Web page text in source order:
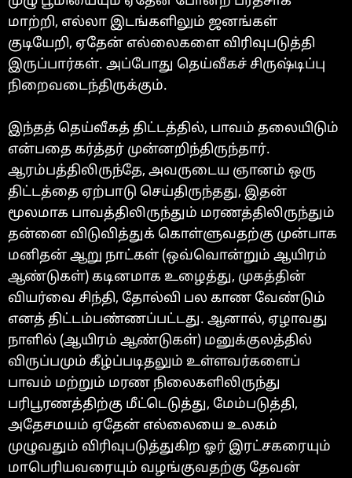
மாற்றி, எல்லா இடங்களிலும் ஜனங்கள்
குடியேறி, ஏதேன் எல்லைகளை விரிவுபடுத்தி
இருப்பார்கள். அப்போது தெய்வீகச் சிருஷ்டிப்பு
நிறைவடைந்திருக்கும்.
இந்தத் தெய்வீகத் திட்டத்தில், பாவம் தலையிடும்
என்பதை கர்த்தர் முன்னறிந்திருந்தார்.
ஆரம்பத்திலிருந்தே, அவருடைய ஞானம் ஒரு
திட்டத்தை ஏற்பாடு செய்திருந்தது, இதன்
மூலமாக பாவத்திலிருந்தும் மரணத்திலிருந்தும்
தன்னை விடுவித்துக் கொள்ளுவதற்கு முன்பாக
மனிதன் ஆறு நாட்கள் (ஒவ்வொன்றும் ஆயிரம்
ஆண்டுகள்) கடினமாக உழைத்து, முகத்தின்
வியர்வை சிந்தி, தோல்வி பல காண வேண்டும்
எனத் திட்டம்பண்ணப்பட்டது. ஆனால், ஏழாவது
நாளில் (ஆயிரம் ஆண்டுகள்) மனுக்குலத்தில்
விருப்பமும் கீழ்ப்படிதலும் உள்ளவர்களைப்
பாவம் மற்றும் மரண நிலைகளிலிருந்து
பரிபூரணத்திற்கு மீட்டெடுத்து, மேம்படுத்தி,
அதேசமயம் ஏதேன் எல்லையை உலகம்
முழுவதும் விரிவுபடுத்துகிற ஓர் இரட்சகரையும்
மாபெரியவரையும் வழங்குவதற்கு தேவன்